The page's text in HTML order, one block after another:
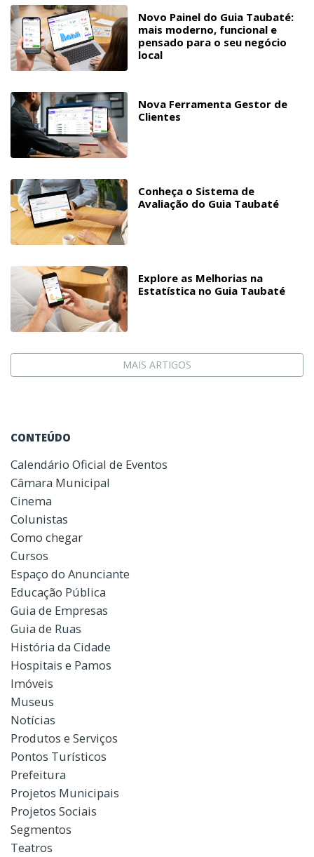
Novo Painel do Guia Taubaté:
mais moderno, funcional e
pensado para o seu negócio
local
Nova Ferramenta Gestor de
Clientes
Conheça o Sistema de
Avaliação do Guia Taubaté
Explore as Melhorias na
Estatística no Guia Taubaté
MAIS ARTIGOS
CONTEÚDO
Calendário Oficial de Eventos
Câmara Municipal
Cinema
Colunistas
Como chegar
Cursos
Espaço do Anunciante
Educação Pública
Guia de Empresas
Guia de Ruas
História da Cidade
Hospitais e Pamos
Imóveis
Museus
Notícias
Produtos e Serviços
Pontos Turísticos
Prefeitura
Projetos Municipais
Projetos Sociais
Segmentos
Teatros